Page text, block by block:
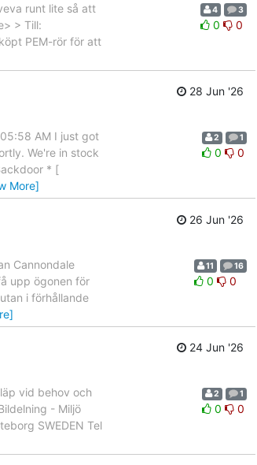
runt lite så att
> Till:
PEM-rör för att
4 3
0 0
28 Jun '26
AM I just got
We're in stock
* [
More]
2 1
0 0
26 Jun '26
Cannondale
upp ögonen för
i förhållande
11 16
0 0
24 Jun '26
vid behov och
- Miljö
SWEDEN Tel
2 1
0 0